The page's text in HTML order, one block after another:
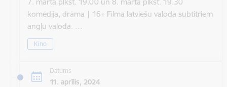
komēdija, drāma | 16+ Filma latviešu valodā subtitriem
angļu valodā. …
Kino
Datums
11. aprīlis, 2024